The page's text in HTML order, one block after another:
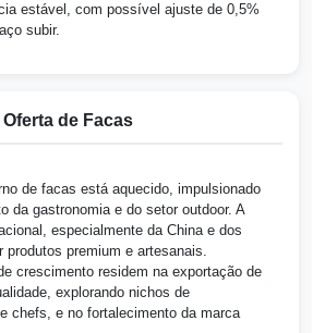
estável, com possível ajuste de 0,5%
subir.
Oferta de Facas
de facas está aquecido, impulsionado
da gastronomia e do setor outdoor. A
especialmente da China e dos
produtos premium e artesanais.
crescimento residem na exportação de
explorando nichos de
chefs, e no fortalecimento da marca